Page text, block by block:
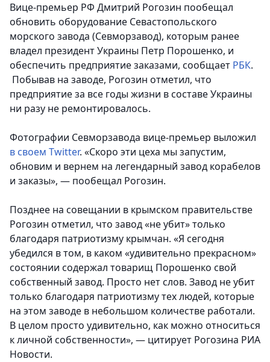
​Вице-премьер РФ Дмитрий Рогозин​ пообещал
обновить оборудование Севастопольского
морского завода (Севморзавод), которым ранее
владел президент Украины Петр Порошенко, и
обеспечить предприятие заказами, сообщает РБК.
Побывав на заводе, Рогозин отметил, что
предприятие за все годы жизни в составе Украины
ни разу не ремонтировалось.
Фотографии Севморзавода вице-премьер выложил
в своем Twitter. «Скоро эти цеха мы запустим,
обновим и вернем на легендарный завод корабелов
и заказы», — пообещал Рогозин.
Позднее на совещании в крымском правительстве
Рогозин отметил, что завод «не убит» только
благодаря патриотизму крымчан. «Я сегодня
убедился в том, в каком «удивительно прекрасном»
состоянии содержал товарищ Порошенко свой
собственный завод. Просто нет слов. Завод не убит
только благодаря патриотизму тех людей, которые
на этом заводе в небольшом количестве работали.
В целом просто удивительно, как можно относиться
к личной собственности», — цитирует Рогозина РИА
Новости.